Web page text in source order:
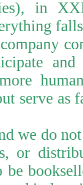
in
serve
we do
or